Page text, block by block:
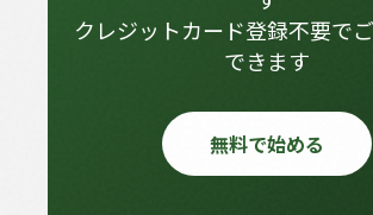
クレジットカード登録不要で
できます
無料で始める